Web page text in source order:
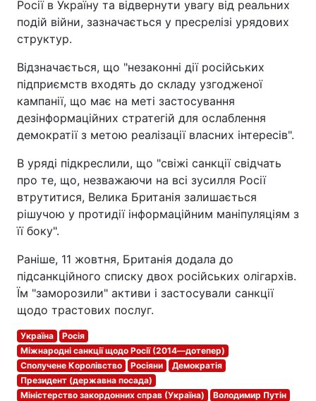
Росії в Україну та відвернути увагу від реальних
подій війни, зазначається у пресрелізі урядових
структур.
Відзначається, що "незаконні дії російських
підприємств входять до складу узгодженої
кампанії, що має на меті застосування
дезінформаційних стратегій для ослаблення
демократії з метою реалізації власних інтересів".
В уряді підкреслили, що "свіжі санкції свідчать
про те, що, незважаючи на всі зусилля Росії
втрутитися, Велика Британія залишається
рішучою у протидії інформаційним маніпуляціям з
її боку".
Раніше, 11 жовтня, Британія додала до
підсанкційного списку двох російських олігархів.
Їм "заморозили" активи і застосували санкції
щодо трастових послуг.
Україна
Росія
Міжнародні санкції щодо Росії (2014—дотепер)
Сполучене Королівство
Росіяни
Демократія
Президент (державна посада)
Міністерство закордонних справ (Україна)
Володимир Путін